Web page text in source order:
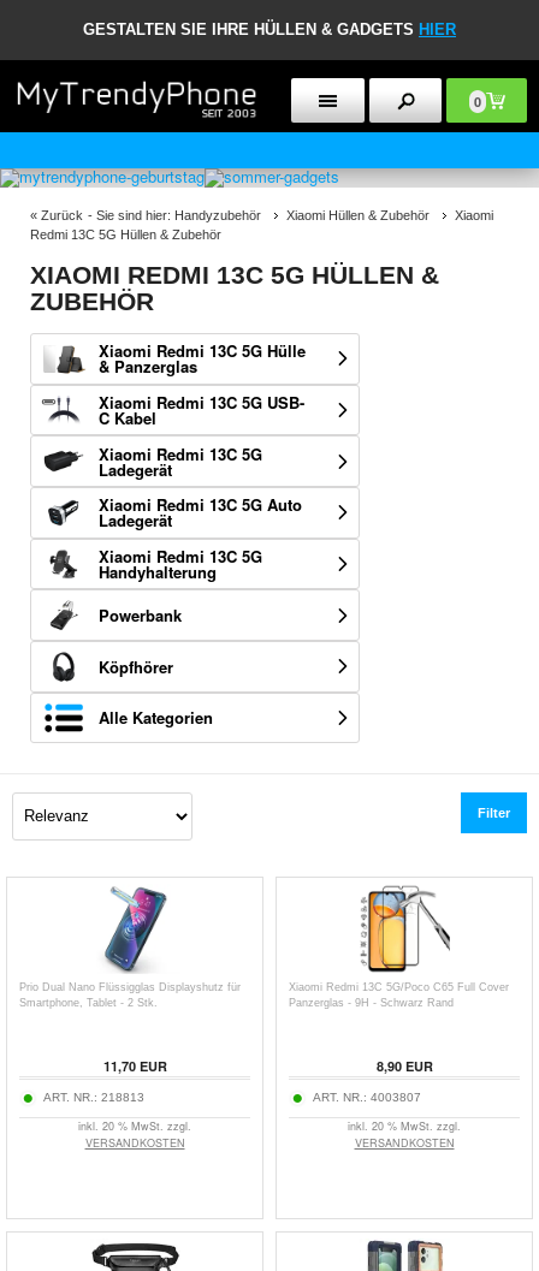
GESTALTEN SIE IHRE HÜLLEN & GADGETS HIER
0
« Zurück - Sie sind hier: Handyzubehör Xiaomi Hüllen & Zubehör
Xiaomi
Redmi 13C 5G Hüllen & Zubehör
XIAOMI REDMI 13C 5G HÜLLEN &
ZUBEHÖR
Xiaomi Redmi 13C 5G Hülle
& Panzerglas
Xiaomi Redmi 13C 5G USB-
C Kabel
Xiaomi Redmi 13C 5G
Ladegerät
Xiaomi Redmi 13C 5G Auto
Ladegerät
Xiaomi Redmi 13C 5G
Handyhalterung
Powerbank
Köpfhörer
Alle Kategorien
Filter
Prio Dual Nano Flüssigglas Displayshutz für
Smartphone, Tablet - 2 Stk.
11,70EUR
ART. NR.: 218813
inkl. 20 % MwSt. zzgl.
VERSANDKOSTEN
Xiaomi Redmi 13C 5G/Poco C65 Full Cover
Panzerglas - 9H - Schwarz Rand
8,90EUR
ART. NR.: 4003807
inkl. 20 % MwSt. zzgl.
VERSANDKOSTEN